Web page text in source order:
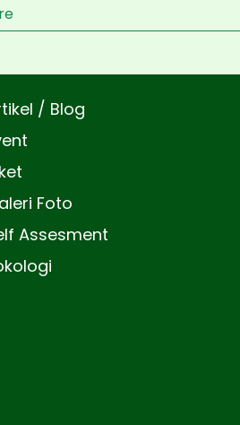
/ Blog
Foto
Assesment